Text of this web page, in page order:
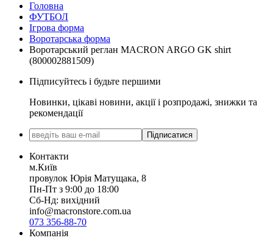
Головна
ФУТБОЛ
Ігрова форма
Воротарська форма
Воротарський реглан MACRON ARGO GK shirt
(800002881509)
Підписуйтесь і будьте першими
Новинки, цікаві новини, акції і розпродажі, знижки та
рекомендації
Підписатися
Контакти
м.Київ
провулок Юрія Матущака, 8
Пн-Пт з 9:00 до 18:00
Сб-Нд: вихідний
info@macronstore.com.ua
073 356-88-70
Компанія